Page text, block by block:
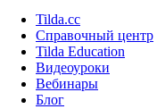
Tilda.cc
Справочный центр
Tilda Education
Видеоуроки
Вебинары
Блог